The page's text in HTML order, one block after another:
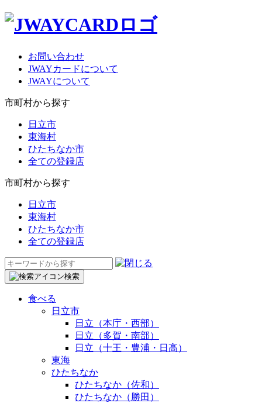
お問い合わせ
JWAYカードについて
JWAYについて
市町村から探す
日立市
東海村
ひたちなか市
全ての登録店
市町村から探す
日立市
東海村
ひたちなか市
全ての登録店
検
索:
検索
食べる
日立市
日立（本庁・西部）
日立（多賀・南部）
日立（十王・豊浦・日高）
東海
ひたちなか
ひたちなか（佐和）
ひたちなか（勝田）